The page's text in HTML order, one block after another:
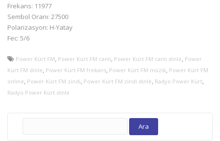
Frekans: 11977
Sembol Oranı: 27500
Polarizasyon: H-Yatay
Fec: 5/6
Power Kürt FM, Power Kürt FM canlı, Power Kürt FM canlı dinle, Power
Kürt FM dinle, Power Kürt FM frekans, Power Kürt FM müzik, Power Kürt FM
online, Power Kürt FM zindi, Power Kürt FM zindi dinle, Radyo Power Kürt,
Radyo Power Kürt dinle
Arama: